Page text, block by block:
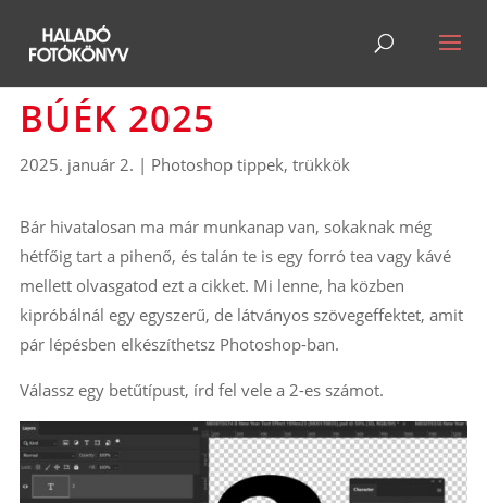
BÚÉK 2025
2025. január 2. | Photoshop tippek, trükkök
Bár hivatalosan ma már munkanap van, sokaknak még
hétfőig tart a pihenő, és talán te is egy forró tea vagy kávé
mellett olvasgatod ezt a cikket. Mi lenne, ha közben
kipróbálnál egy egyszerű, de látványos szövegeffektet, amit
pár lépésben elkészíthetsz Photoshop-ban.
Válassz egy betűtípust, írd fel vele a 2-es számot.